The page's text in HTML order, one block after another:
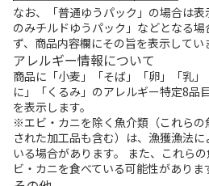
なお、「普通ゆうパック」の場合は
のみチルドゆうパック」などとなる
ず、商品内容欄にその旨を表示してい
アレルギー情報について
商品に「小麦」「そば」「卵」「乳
に」「くるみ」のアレルギー特定8品
を表示します。
※エビ・カニを除く魚介類（これら
された加工品も含む）は、漁獲漁法
いる場合があります。 また、これら
ビ・カニを食べている可能性がありま